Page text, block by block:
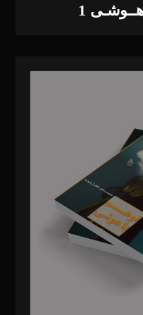
1